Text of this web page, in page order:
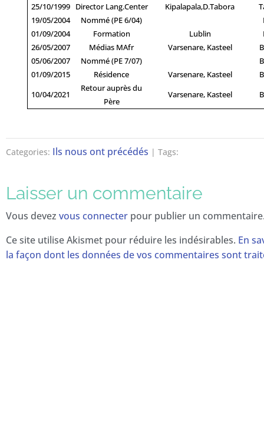
25/10/1999 Director Lang.Center Kipalapala,D.Tabora
19/05/2004
Nommé (PE 6/04)
01/09/2004
Formation Lublin
26/05/2007
Médias MAfr Varsenare, Kasteel
05/06/2007
Nommé (PE 7/07)
01/09/2015
Résidence Varsenare, Kasteel
10/04/2021
Retour auprès du
Père
Varsenare, Kasteel
Categories: Ils nous ont précédés | Tags:
Laisser un commentaire
Vous devez vous connecter pour publier un
Ce site utilise Akismet pour réduire les indésirables. En
la façon dont les données de vos commentaires sont